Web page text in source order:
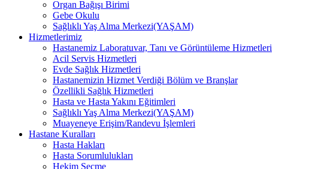
Organ Bağışı Birimi
Gebe Okulu
Sağlıklı Yaş Alma Merkezi(YAŞAM)
Hizmetlerimiz
Hastanemiz Laboratuvar, Tanı ve Görüntüleme Hizmetleri
Acil Servis Hizmetleri
Evde Sağlık Hizmetleri
Hastanemizin Hizmet Verdiği Bölüm ve Branşlar
Özellikli Sağlık Hizmetleri
Hasta ve Hasta Yakını Eğitimleri
Sağlıklı Yaş Alma Merkezi(YAŞAM)
Muayeneye Erişim/Randevu İşlemleri
Hastane Kuralları
Hasta Hakları
Hasta Sorumlulukları
Hekim Seçme